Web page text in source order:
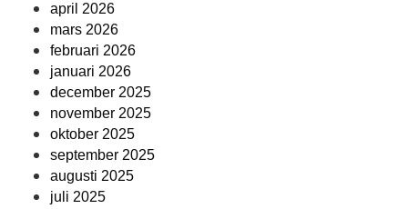
april 2026
mars 2026
februari 2026
januari 2026
december 2025
november 2025
oktober 2025
september 2025
augusti 2025
juli 2025